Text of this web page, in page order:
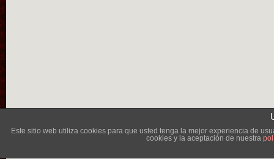
Este sitio web utiliza cookies para que usted tenga la mejor experiencia de
cookies y la aceptación de nuestra